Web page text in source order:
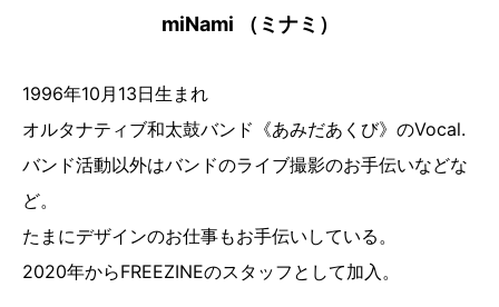
miNami （ミナミ）
1996年10月13日生まれ
オルタナティブ和太鼓バンド《あみだあくび》のVocal.
バンド活動以外はバンドのライブ撮影のお手伝いなどな
ど。
たまにデザインのお仕事もお手伝いしている。
2020年からFREEZINEのスタッフとして加入。